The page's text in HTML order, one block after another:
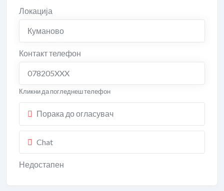
Локација
Куманово
Контакт телефон
078205XXX
Кликни да погледнеш телефон
Порака до огласувач
Chat
Недостапен